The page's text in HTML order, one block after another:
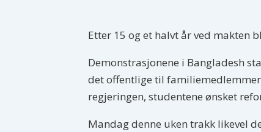
Etter 15 og et halvt år ved makten
Demonstrasjonene i Bangladesh
det offentlige til familiemedlemmer
regjeringen, studentene ønsket
Mandag denne uken trakk likevel